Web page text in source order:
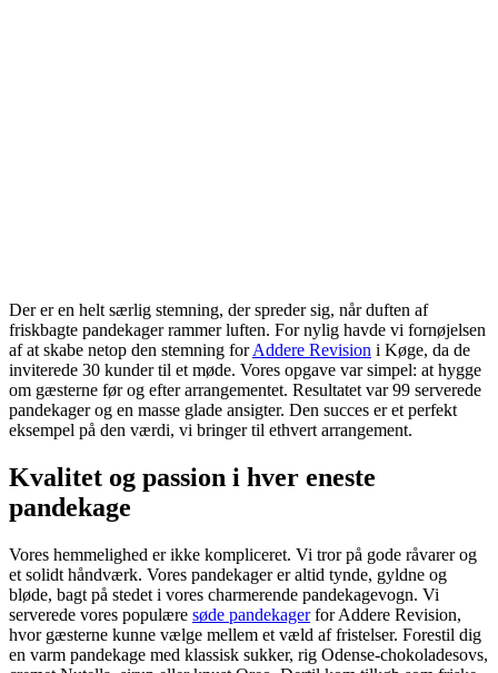
Der er en helt særlig stemning, der spreder sig, når duften af
friskbagte pandekager rammer luften. For nylig havde vi fornøjelsen
af at skabe netop den stemning forAddere Revision i Køge, da de
inviterede 30 kunder til et møde. Vores opgave var simpel: at hygge
om gæsterne før og efter arrangementet. Resultatet var 99 serverede
pandekager og en masse glade ansigter. Den succes er et perfekt
eksempel på den værdi, vi bringer til ethvert arrangement.
Kvalitet og passion i hver eneste
pandekage
Vores hemmelighed er ikke kompliceret. Vi tror på gode råvarer og
et solidt håndværk. Vores pandekager er altid tynde, gyldne og
bløde, bagt på stedet i vores charmerende pandekagevogn. Vi
serverede vores populære søde pandekagerfor Addere Revision,
hvor gæsterne kunne vælge mellem et væld af fristelser. Forestil dig
en varm pandekage med klassisk sukker, rig Odense-chokoladesovs,